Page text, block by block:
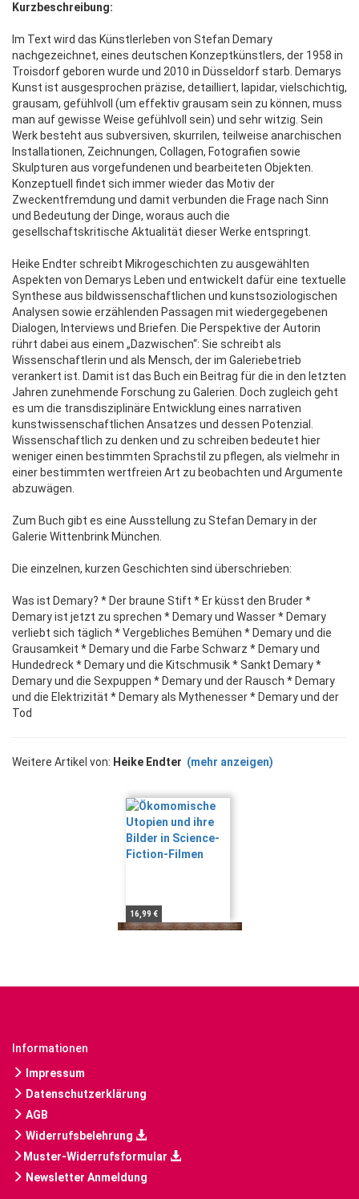
Kurzbeschreibung:
Im Text wird das Künstlerleben von Stefan Demary
nachgezeichnet, eines deutschen Konzeptkünstlers, der 1958 in
Troisdorf geboren wurde und 2010 in Düsseldorf starb. Demarys
Kunst ist ausgesprochen präzise, detailliert, lapidar, vielschichtig,
grausam, gefühlvoll (um effektiv grausam sein zu können, muss
man auf gewisse Weise gefühlvoll sein) und sehr witzig. Sein
Werk besteht aus subversiven, skurrilen, teilweise anarchischen
Installationen, Zeichnungen, Collagen, Fotografien sowie
Skulpturen aus vorgefundenen und bearbeiteten Objekten.
Konzeptuell findet sich immer wieder das Motiv der
Zweckentfremdung und damit verbunden die Frage nach Sinn
und Bedeutung der Dinge, woraus auch die
gesellschaftskritische Aktualität dieser Werke entspringt.
Heike Endter schreibt Mikrogeschichten zu ausgewählten
Aspekten von Demarys Leben und entwickelt dafür eine textuelle
Synthese aus bildwissenschaftlichen und kunstsoziologischen
Analysen sowie erzählenden Passagen mit wiedergegebenen
Dialogen, Interviews und Briefen. Die Perspektive der Autorin
rührt dabei aus einem „Dazwischen“: Sie schreibt als
Wissenschaftlerin und als Mensch, der im Galeriebetrieb
verankert ist. Damit ist das Buch ein Beitrag für die in den letzten
Jahren zunehmende Forschung zu Galerien. Doch zugleich geht
es um die transdisziplinäre Entwicklung eines narrativen
kunstwissenschaftlichen Ansatzes und dessen Potenzial.
Wissenschaftlich zu denken und zu schreiben bedeutet hier
weniger einen bestimmten Sprachstil zu pflegen, als vielmehr in
einer bestimmten wertfreien Art zu beobachten und Argumente
abzuwägen.
Zum Buch gibt es eine Ausstellung zu Stefan Demary in der
Galerie Wittenbrink München.
Die einzelnen, kurzen Geschichten sind überschrieben:
Was ist Demary? * Der braune Stift * Er küsst den Bruder *
Demary ist jetzt zu sprechen * Demary und Wasser * Demary
verliebt sich täglich * Vergebliches Bemühen * Demary und die
Grausamkeit * Demary und die Farbe Schwarz * Demary und
Hundedreck * Demary und die Kitschmusik * Sankt Demary *
Demary und die Sexpuppen * Demary und der Rausch * Demary
und die Elektrizität * Demary als Mythenesser * Demary und der
Tod
Weitere Artikel von: Heike Endter (mehr anzeigen)
16,99 €
Informationen
Impressum
Datenschutzerklärung
AGB
Widerrufsbelehrung
Muster-Widerrufsformular
Newsletter Anmeldung